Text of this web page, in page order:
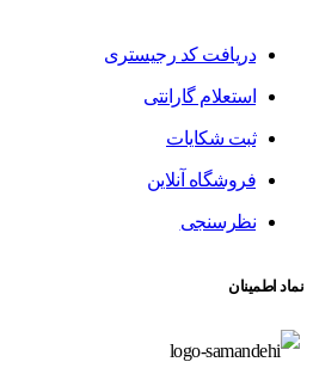
دریافت کد رجیستری
استعلام گارانتی
ثبت شکایات
فروشگاه آنلاین
نظرسنجی
نماد اطمینان